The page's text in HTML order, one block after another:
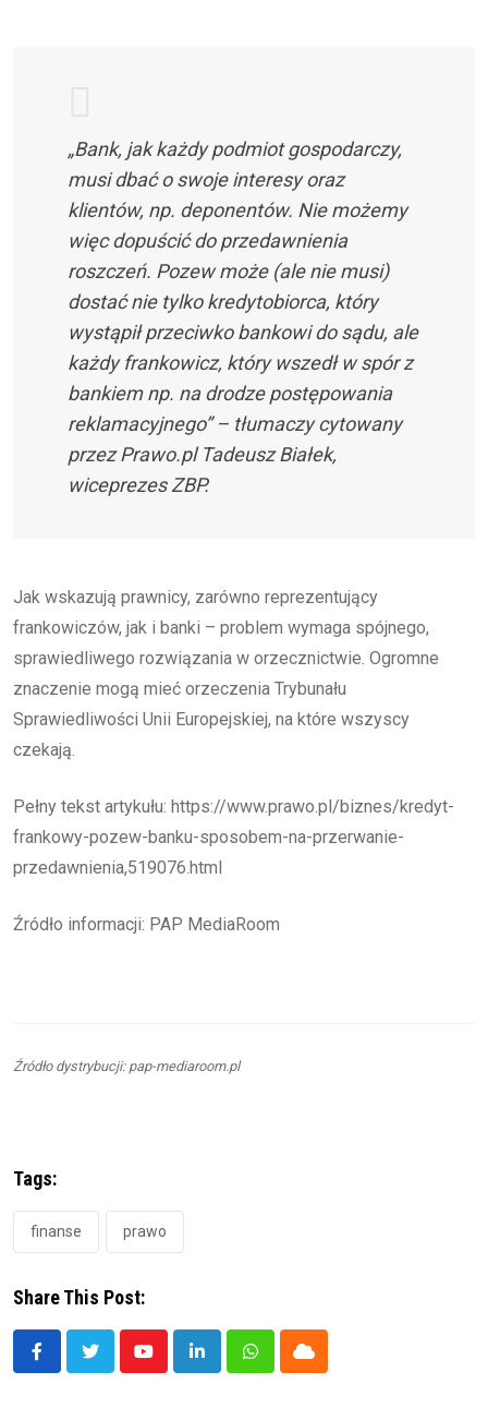
„Bank, jak każdy podmiot gospodarczy,
musi dbać o swoje interesy oraz
klientów, np. deponentów. Nie możemy
więc dopuścić do przedawnienia
roszczeń. Pozew może (ale nie musi)
dostać nie tylko kredytobiorca, który
wystąpił przeciwko bankowi do sądu, ale
każdy frankowicz, który wszedł w spór z
bankiem np. na drodze postępowania
reklamacyjnego” – tłumaczy cytowany
przez Prawo.pl Tadeusz Białek,
wiceprezes ZBP.
Jak wskazują prawnicy, zarówno reprezentujący
frankowiczów, jak i banki – problem wymaga spójnego,
sprawiedliwego rozwiązania w orzecznictwie. Ogromne
znaczenie mogą mieć orzeczenia Trybunału
Sprawiedliwości Unii Europejskiej, na które wszyscy
czekają.
Pełny tekst artykułu: https://www.prawo.pl/biznes/kredyt-
frankowy-pozew-banku-sposobem-na-przerwanie-
przedawnienia,519076.html
Źródło informacji: PAP MediaRoom
Źródło dystrybucji: pap-mediaroom.pl
Tags:
finanse prawo
Share This Post:
YoutubeLinkedInWhatsappCloud